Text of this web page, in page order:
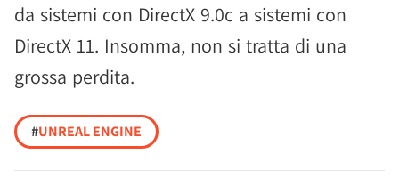
da sistemi con DirectX 9.0c a sistemi con
DirectX 11. Insomma, non si tratta di una
grossa perdita.
#UNREAL ENGINE